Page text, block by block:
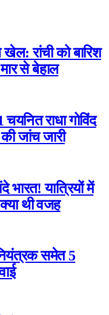
रांची को बारिश
से बेहाल
राधा गोविंद
जांच जारी
यात्रियों में
थी वजह
समेत 5